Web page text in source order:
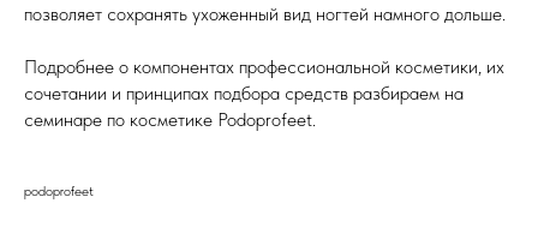
позволяет сохранять ухоженный вид ногтей намного дольше.
Подробнее о компонентах профессиональной косметики, их
сочетании и принципах подбора средств разбираем на
семинаре по косметике Podoprofeet.
podoprofeet